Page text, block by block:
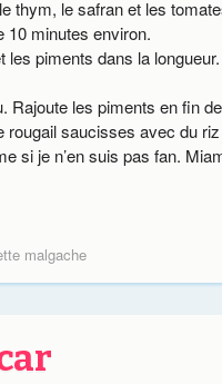
thym, le safran et les
10 minutes environ.
piments dans la longueur.
Rajoute les piments en ﬁn
rougail saucisses avec du
si je n’en suis pas fan.
malgache